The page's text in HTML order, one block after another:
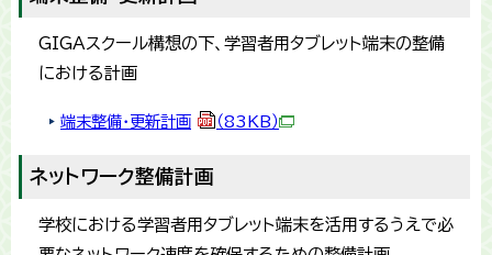
GIGAスクール構想の下、学習者用タブレット端末の整備
における計画
端末整備・更新計画 （83KB）
ネットワーク整備計画
学校における学習者用タブレット端末を活用するうえで必